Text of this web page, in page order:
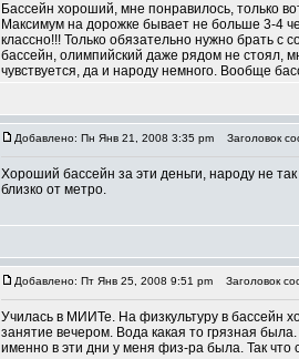
Бассейн хороший, мне понравилось, только
Максимум на дорожке бывает не больше 3-4
классно!!! Только обязательно нужно брать с
бассейн, олимпийский даже рядом не стоял,
чувствуется, да и народу немного. Вообще
Добавлено: Пн Янв 21, 2008 3:35 pm Заголовок
Хороший бассейн за эти деньги, народу не
близко от метро.
Добавлено: Пт Янв 25, 2008 9:51 pm Заголовок
Училась в МИИТе. На физкультуру в бассейн
занятие вечером. Вода какая то грязная
именно в эти дни у меня физ-ра была. Так что